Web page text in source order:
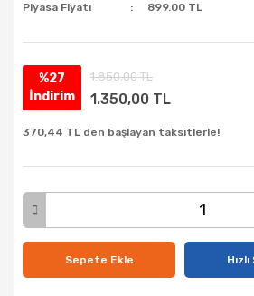
Piyasa Fiyatı
899.00 TL
%27
İndirim
1.850,00 TL
1.350,00 TL
370,44 TL den başlayan taksitlerle!
Sepete Ekle